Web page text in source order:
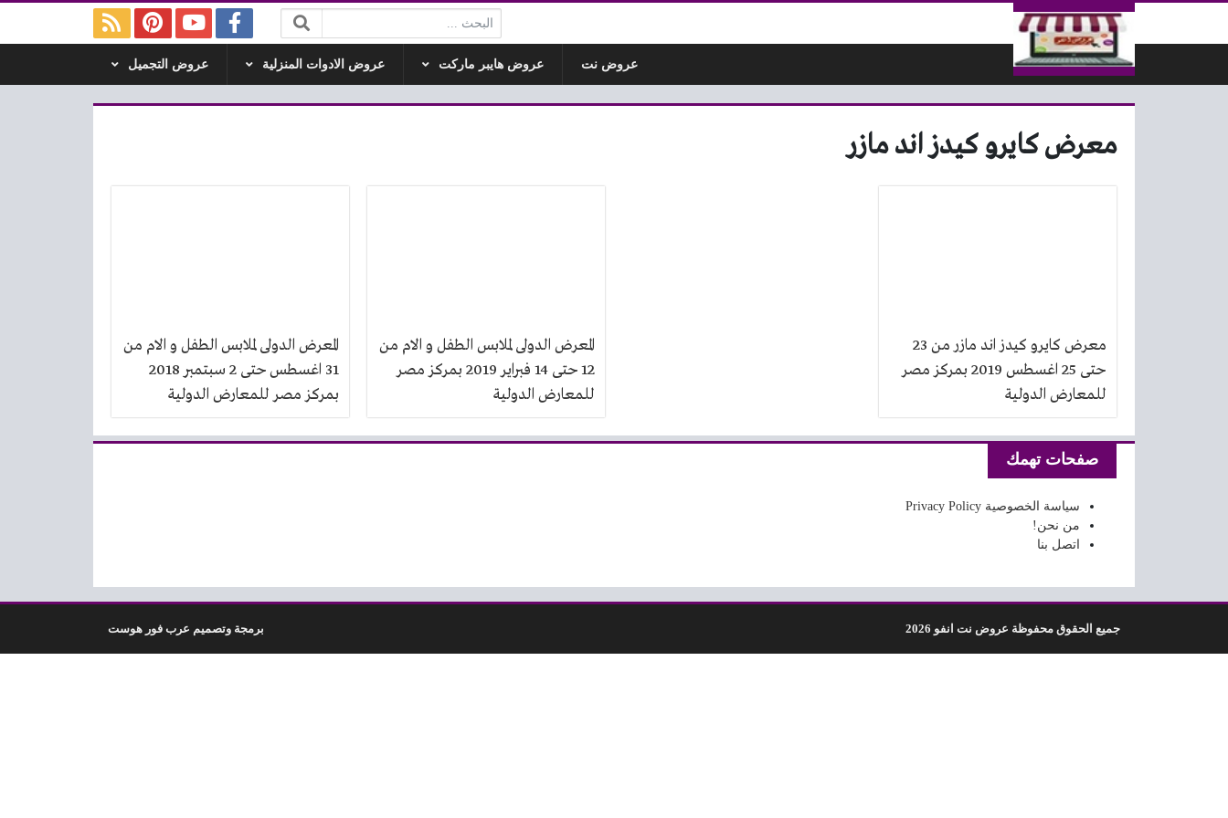
التخطي إلى المحتوى
البحث:
عروض نت عروض هايبر ماركت عروض الادوات المنزلية عروض التجميل
معرض كايرو كيدز اند مازر
معرض كايرو كيدز اند مازر من 23
حتى 25 اغسطس 2019 بمركز مصر
للمعارض الدولية
المعرض الدولى لملابس الطفل و الام من
12 حتى 14 فبراير 2019 بمركز مصر
للمعارض الدولية
المعرض الدولى لملابس الطفل و الام من
31 اغسطس حتى 2 سبتمبر 2018
بمركز مصر للمعارض الدولية
صفحات تهمك
سياسة الخصوصية Privacy Policy
من نحن!
اتصل بنا
جميع الحقوق محفوظة عروض نت انفو 2026 برمجة وتصميم عرب فور هوست